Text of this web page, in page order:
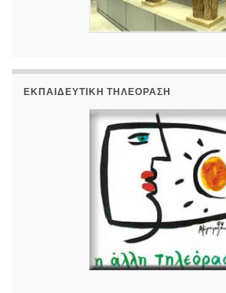
ΕΚΠΑΙΔΕΥΤΙΚΉ ΤΗΛΕΌΡΑΣΗ